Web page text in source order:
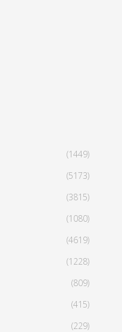
(1449)
(5173)
(3815)
(1080)
(4619)
(1228)
(809)
(415)
(229)